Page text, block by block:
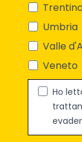
Umbria
Valle
Veneto
Ho